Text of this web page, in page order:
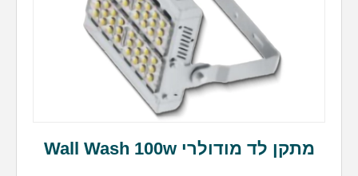
מתקן לד מודולרי Wall Wash 100w